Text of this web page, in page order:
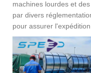
machines lourdes et
par divers
pour assurer